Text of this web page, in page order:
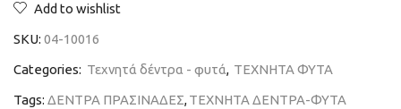
Add to wishlist
SKU: 04-10016
Categories: Τεχνητά δέντρα - φυτά, ΤΕΧΝΗΤΑ ΦΥΤΑ
Tags: ΔΕΝΤΡΑ ΠΡΑΣΙΝΑΔΕΣ,ΤΕΧΝΗΤΑ ΔΕΝΤΡΑ-ΦΥΤΑ